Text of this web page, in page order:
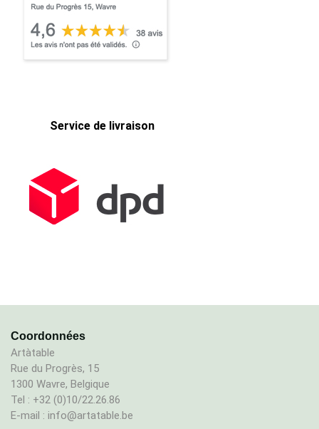
Service de livraison
Coordonnées
Artàtable
Rue du Progrès, 15
1300 Wavre, Belgique
Tel : +32 (0)10/22.26.86
E-mail : info@artatable.be